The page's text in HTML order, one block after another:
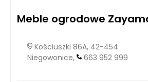
Meble ogrodowe
Kościuszki 86A, 42-454
Niegowonice,
663 952 999